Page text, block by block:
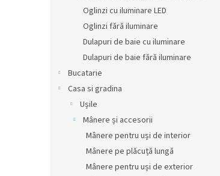
Oglinzi cu iluminare LED
Oglinzi fără iluminare
Dulapuri de baie cu iluminare
Dulapuri de baie fără iluminare
Bucatarie
Casa si gradina
Ușile
Mânere și accesorii
Mânere pentru uși de interior
Mânere pe plăcuță lungă
Mânere pentru uși de exterior